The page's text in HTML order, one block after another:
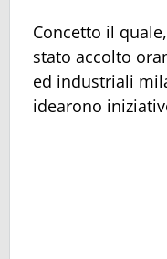
Concetto il
stato accolto
ed industriali
idearono